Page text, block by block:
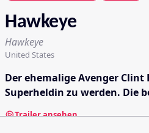
Hawkeye
Hawkeye
United States
Der ehemalige Avenger
Superheldin zu werden. Die
Trailer ansehen